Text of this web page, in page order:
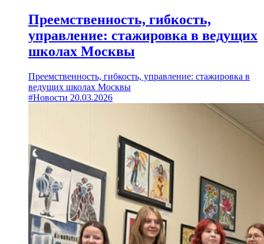
Преемственность, гибкость,
управление: стажировка в ведущих
школах Москвы
Преемственность, гибкость, управление: стажировка в
ведущих школах Москвы
#Новости 20.03.2026